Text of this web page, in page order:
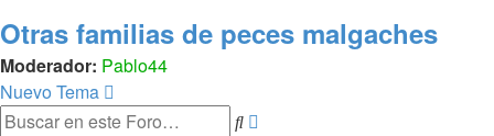
Otras familias de peces malgaches
Moderador: Pablo44
Nuevo Tema
Buscar